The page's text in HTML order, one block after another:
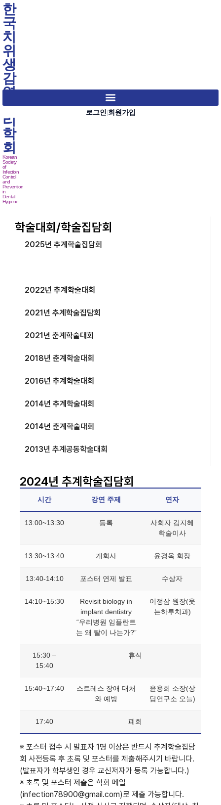
한
국
치
위
생
감
염
관
리
학
회
Korean
Society
of
Infection
Control
and
Prevention
in
Dental
Hygiene
로그인 회원가입
학술대회/학술집담회
2025년 추계학술집담회
2022년 추계학술대회
2021년 추계학술집담회
2021년 춘계학술대회
2018년 춘계학술대회
2016년 추계학술대회
2014년 추계학술대회
2014년 춘계학술대회
2013년 추계공동학술대회
2024년 추계학술집담회
시간 강연 주제 연자
13:00~13:30 등록
사회자 김지혜
학술이사
13:30~13:40 개회사 윤경옥 회장
13:40-14:10 포스터 연제 발표 수상자
14:10~15:30
Revisit biology in
implant dentistry
“우리병원 임플란트
는 왜 탈이 나는가?”
이정삼 원장(웃
는하루치과)
15:30 –
15:40
휴식
15:40~17:40
스트레스 장애 대처
와 예방
윤용희 소장(상
담연구소 오늘)
17:40 폐회
※ 포스터 접수 시 발표자 1명 이상은 반드시 추계학술집담
회 사전등록 후 초록 및 포스터를 제출해주시기 바랍니다.
(발표자가 학부생인 경우 교신저자가 등록 가능합니다.)
※ 초록 및 포스터 제출은 학회 메일
(infection78900@gmail.com)로 제출 가능합니다.